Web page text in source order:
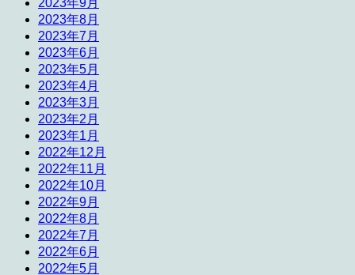
2023年9月
2023年8月
2023年7月
2023年6月
2023年5月
2023年4月
2023年3月
2023年2月
2023年1月
2022年12月
2022年11月
2022年10月
2022年9月
2022年8月
2022年7月
2022年6月
2022年5月